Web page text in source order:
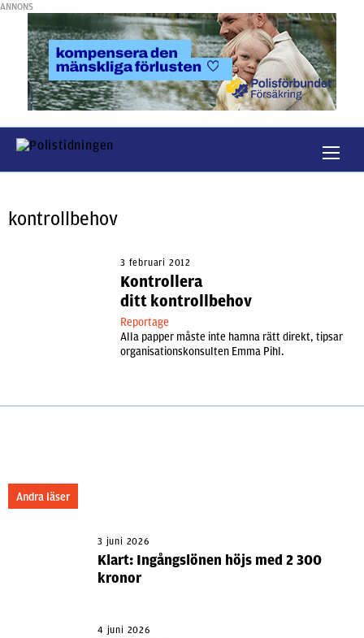
ANNONS
kontrollbehov
3 februari 2012
Kontrollera
ditt kontrollbehov
Reportage
Alla papper måste inte hamna rätt direkt, tipsar
organisationskonsulten Emma Pihl.
Andra läser
3 juni 2026
Klart: Ingångslönen höjs med 2 300
kronor
4 juni 2026